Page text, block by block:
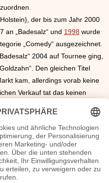
der bis zum Jahr 2000
an „Badesalz“ und 1998 wurde
„Comedy“ ausgezeichnet.
2004 auf Tournee ging,
Den gleichen Titel
kam, allerdings vorab keine
Verkauf tat das keinen
„Badesalz“ in der Branche
Programmen, die in den
wieder in den deutschen
„Badesalz“ ist ein
der Comedy-Szene, die nicht